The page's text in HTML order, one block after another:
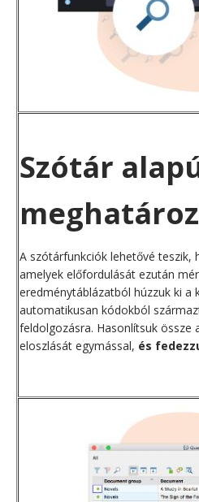
Szótár
A szótárfunkciók lehetővé teszik,
amelyek előfordulását ezután
eredménytáblázatból húzzuk ki
automatikusan kódokból
feldolgozásra. Hasonlítsuk
eloszlását egymással, és